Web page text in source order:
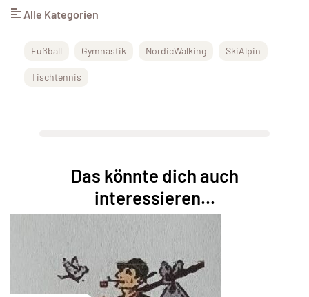
Alle Kategorien
Fußball Gymnastik NordicWalking SkiAlpin
Tischtennis
Das könnte dich auch
interessieren...